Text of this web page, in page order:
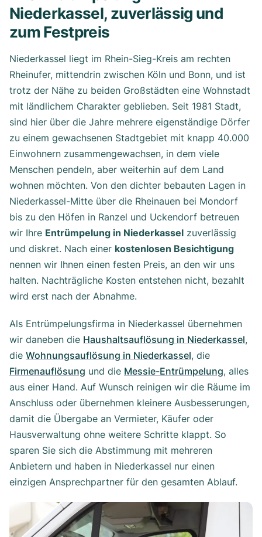
Niederkassel, zuverlässig und
zum Festpreis
Niederkassel liegt im Rhein-Sieg-Kreis am rechten
Rheinufer, mittendrin zwischen Köln und Bonn, und ist
trotz der Nähe zu beiden Großstädten eine Wohnstadt
mit ländlichem Charakter geblieben. Seit 1981 Stadt,
sind hier über die Jahre mehrere eigenständige Dörfer
zu einem gewachsenen Stadtgebiet mit knapp 40.000
Einwohnern zusammengewachsen, in dem viele
Menschen pendeln, aber weiterhin auf dem Land
wohnen möchten. Von den dichter bebauten Lagen in
Niederkassel-Mitte über die Rheinauen bei Mondorf
bis zu den Höfen in Ranzel und Uckendorf betreuen
wir Ihre Entrümpelung in Niederkassel zuverlässig
und diskret. Nach einer kostenlosen Besichtigung
nennen wir Ihnen einen festen Preis, an den wir uns
halten. Nachträgliche Kosten entstehen nicht, bezahlt
wird erst nach der Abnahme.
Als Entrümpelungsfirma in Niederkassel übernehmen
wir daneben die Haushaltsauflösung in Niederkassel,
die Wohnungsauflösung in Niederkassel, die
Firmenauflösung und die Messie-Entrümpelung, alles
aus einer Hand. Auf Wunsch reinigen wir die Räume im
Anschluss oder übernehmen kleinere Ausbesserungen,
damit die Übergabe an Vermieter, Käufer oder
Hausverwaltung ohne weitere Schritte klappt. So
sparen Sie sich die Abstimmung mit mehreren
Anbietern und haben in Niederkassel nur einen
einzigen Ansprechpartner für den gesamten Ablauf.